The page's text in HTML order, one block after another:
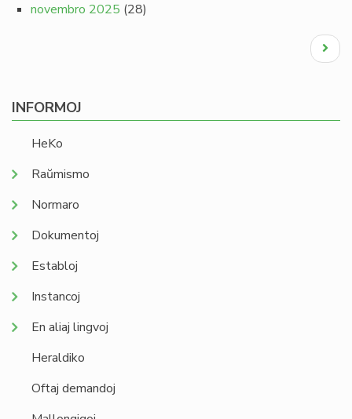
novembro 2025 (28)
Next
page
INFORMOJ
HeKo
Raŭmismo
Normaro
Dokumentoj
Establoj
Instancoj
En aliaj lingvoj
Heraldiko
Oftaj demandoj